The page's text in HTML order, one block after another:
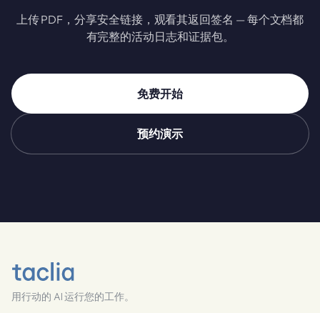
上传 PDF，分享安全链接，观看其返回签名 — 每个文档都
有完整的活动日志和证据包。
免费开始
预约演示
用行动的 AI 运行您的工作。